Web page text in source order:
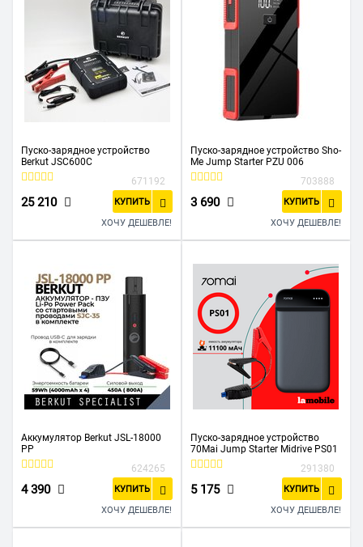
Пуско-зарядное устройство
Berkut JSC600С
671192
25 210 КУПИТЬ
ХОЧУ ДЕШЕВЛЕ!
Пуско-зарядное устройство Sho-
Me Jump Starter PZU 006
703888
3 690 КУПИТЬ
ХОЧУ ДЕШЕВЛЕ!
Аккумулятор Berkut JSL-18000
PP
624265
4 390 КУПИТЬ
ХОЧУ ДЕШЕВЛЕ!
Пуско-зарядное устройство
70Mai Jump Starter Midrive PS01
291380
5 175 КУПИТЬ
ХОЧУ ДЕШЕВЛЕ!